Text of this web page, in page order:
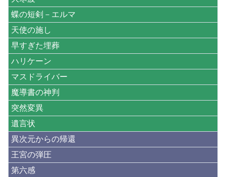
蝶の短剣－エルマ
天使の施し
早すぎた埋葬
ハリケーン
マスドライバー
魔導書の神判
突然変異
遺言状
異次元からの帰還
王宮の弾圧
第六感